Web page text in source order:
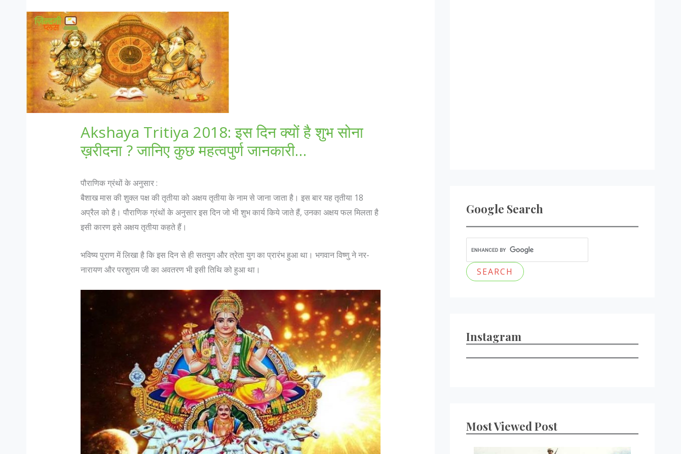
Akshaya Tritiya 2018: इस दिन क्यों है शुभ सोना
ख़रीदना ? जानिए कुछ महत्वपुर्ण जानकारी…
पौराणिक ग्रंथों के अनुसार :
बैशाख मास की शुक्ल पक्ष की तृतीया को अक्षय तृतीया के नाम से जाना जाता है। इस बार यह तृतीया 18
अप्रैल को है। पौराणिक ग्रंथों के अनुसार इस दिन जो भी शुभ कार्य किये जाते हैं, उनका अक्षय फल मिलता है
इसी कारण इसे अक्षय तृतीया कहते हैं।
भविष्य पुराण में लिखा है कि इस दिन से ही सतयुग और त्रेता युग का प्रारंभ हुआ था। भगवान विष्णु ने नर-
नारायण और परशुराम जी का अवतरण भी इसी तिथि को हुआ था।
Google Search
Instagram
Most Viewed Post